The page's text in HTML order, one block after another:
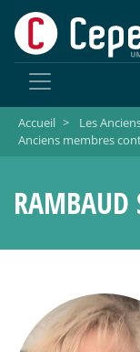
Accueil > Les
Anciens membres